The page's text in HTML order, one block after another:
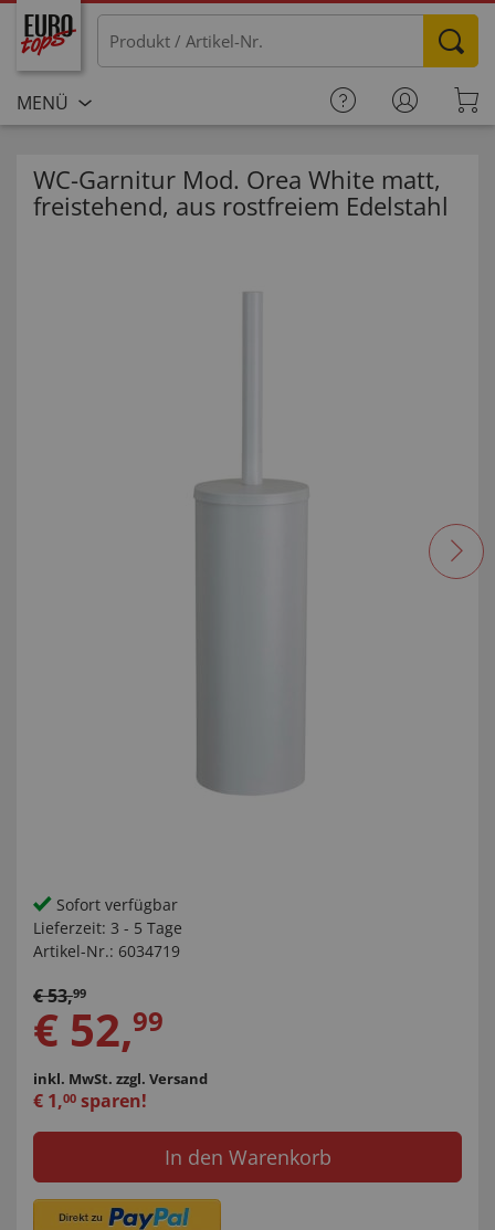
MENÜ
WC-Garnitur Mod. Orea White matt,
freistehend, aus rostfreiem Edelstahl
Sofort verfügbar
Lieferzeit: 3 - 5 Tage
Artikel-Nr.: 6034719
€53,99
€ 52,99
inkl. MwSt. zzgl. Versand
€ 1,00 sparen!
In den Warenkorb